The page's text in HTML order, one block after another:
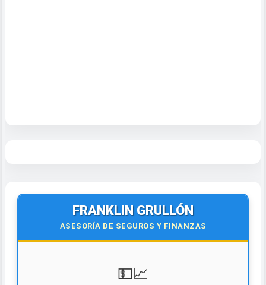
FRANKLIN GRULLÓN
ASESORÍA DE SEGUROS Y FINANZAS
💵📈